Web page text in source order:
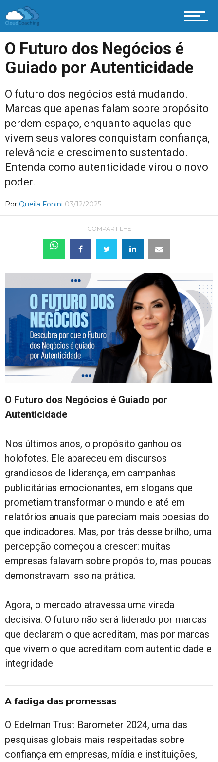
O Futuro dos Negócios é
Guiado por Autenticidade
O futuro dos negócios está mudando.
Marcas que apenas falam sobre propósito
perdem espaço, enquanto aquelas que
vivem seus valores conquistam confiança,
relevância e crescimento sustentado.
Entenda como autenticidade virou o novo
poder.
Por Queila Fonini 03/12/2025
COMPARTILHE
O Futuro dos Negócios é Guiado por
Autenticidade
Nos últimos anos, o propósito ganhou os
holofotes. Ele apareceu em discursos
grandiosos de liderança, em campanhas
publicitárias emocionantes, em slogans que
prometiam transformar o mundo e até em
relatórios anuais que pareciam mais poesias do
que indicadores. Mas, por trás desse brilho, uma
percepção começou a crescer: muitas
empresas falavam sobre propósito, mas poucas
demonstravam isso na prática.
Agora, o mercado atravessa uma virada
decisiva. O futuro não será liderado por marcas
que declaram o que acreditam, mas por marcas
que vivem o que acreditam com autenticidade e
integridade.
A fadiga das promessas
O Edelman Trust Barometer 2024, uma das
pesquisas globais mais respeitadas sobre
confiança em empresas, mídia e instituições,